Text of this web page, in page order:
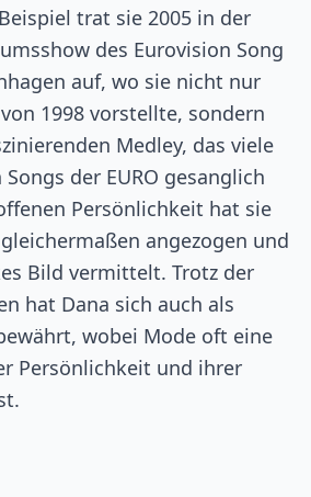
trat sie 2005 in der
des Eurovision Song
auf, wo sie nicht nur
1998 vorstellte, sondern
Medley, das viele
der EURO gesanglich
Persönlichkeit hat sie
angezogen und
Bild vermittelt. Trotz der
hat Dana sich auch als
wobei Mode oft eine
Persönlichkeit und ihrer